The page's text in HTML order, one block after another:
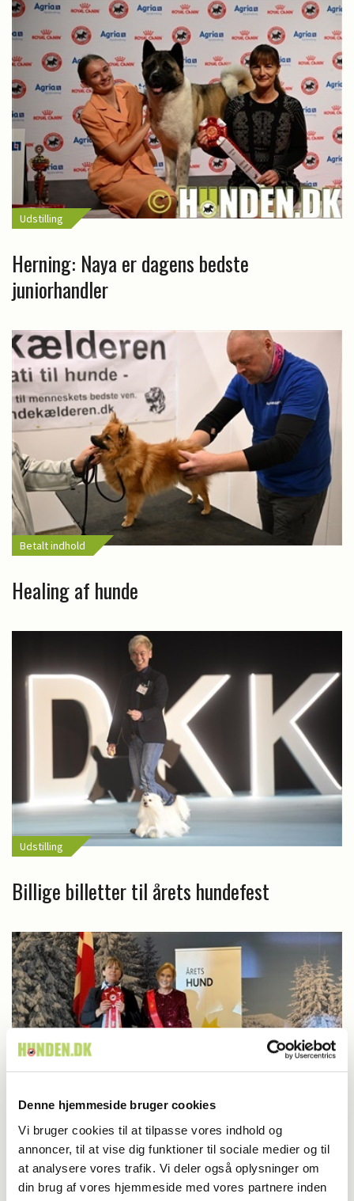
Denne hjemmeside bruger cookies
Vi bruger cookies til at tilpasse vores indhold og
annoncer, til at vise dig funktioner til sociale medier og til
at analysere vores trafik. Vi deler også oplysninger om
din brug af vores hjemmeside med vores partnere inden
Udstilling
Herning: Naya er dagens bedste
juniorhandler
Betalt indhold
Healing af hunde
Udstilling
Billige billetter til årets hundefest
Udstilling
Rottweileren blev Årets Hund